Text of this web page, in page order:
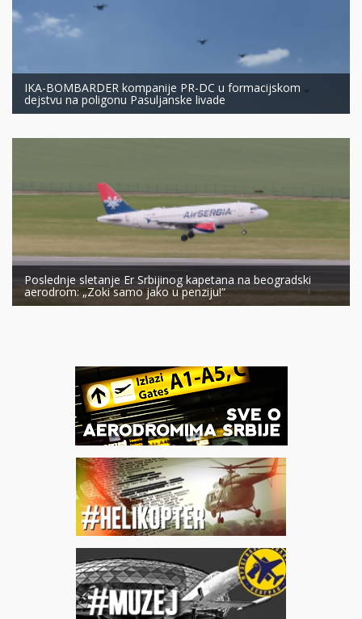
IKA-BOMBARDER kompanije PR-DC u formacijskom
dejstvu na poligonu Pasuljanske livade
Poslednje sletanje Er Srbijinog kapetana na beogradski
aerodrom: „Zoki samo jako u penziju!“